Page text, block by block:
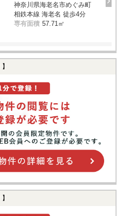
神奈川県海老名市めぐみ町
相鉄本線 海老名 徒歩4分
専有面積 57.71㎡